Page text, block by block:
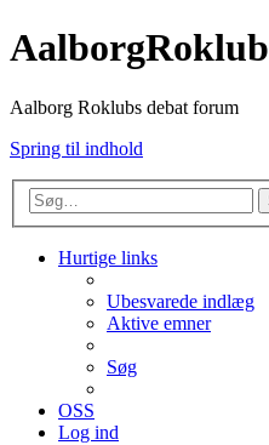
Aalborg Roklubs debat forum
Spring til indhold
Hurtige links
Ubesvarede indlæg
Aktive emner
Søg
OSS
Log ind